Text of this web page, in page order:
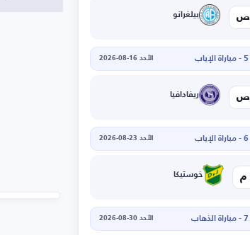
بيلغرانو
الأحد 16-08-2026
ريفادافيا
الأحد 23-08-2026
خوستيكا
الأحد 30-08-2026